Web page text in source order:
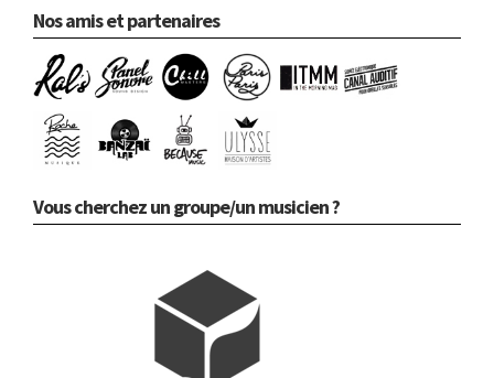
Nos amis et partenaires
Vous cherchez un groupe/un musicien ?